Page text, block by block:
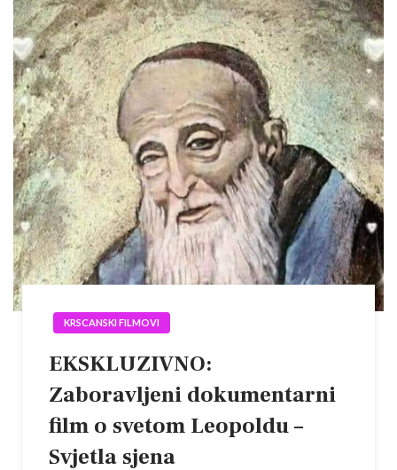
KRSCANSKI FILMOVI
EKSKLUZIVNO:
Zaboravljeni dokumentarni
film o svetom Leopoldu –
Svjetla sjena